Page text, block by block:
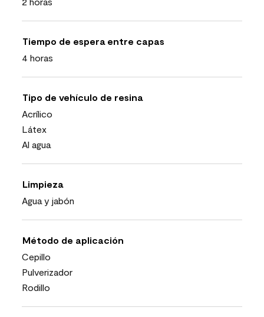
Tiempo de espera entre capas
4 horas
Tipo de vehículo de resina
Acrílico
Látex
Al agua
Limpieza
Agua y jabón
Método de aplicación
Cepillo
Pulverizador
Rodillo